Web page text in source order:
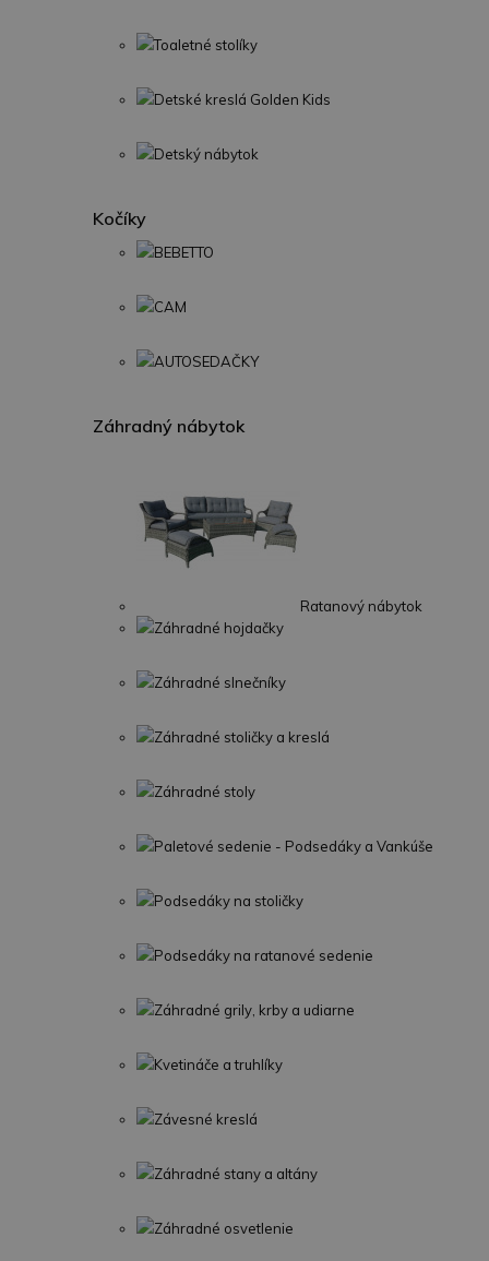
Toaletné stolíky
Detské kreslá Golden Kids
Detský nábytok
Kočíky
BEBETTO
CAM
AUTOSEDAČKY
Záhradný nábytok
Ratanový nábytok
Záhradné hojdačky
Záhradné slnečníky
Záhradné stoličky a kreslá
Záhradné stoly
Paletové sedenie - Podsedáky a Vankúše
Podsedáky na stoličky
Podsedáky na ratanové sedenie
Záhradné grily, krby a udiarne
Kvetináče a truhlíky
Závesné kreslá
Záhradné stany a altány
Záhradné osvetlenie